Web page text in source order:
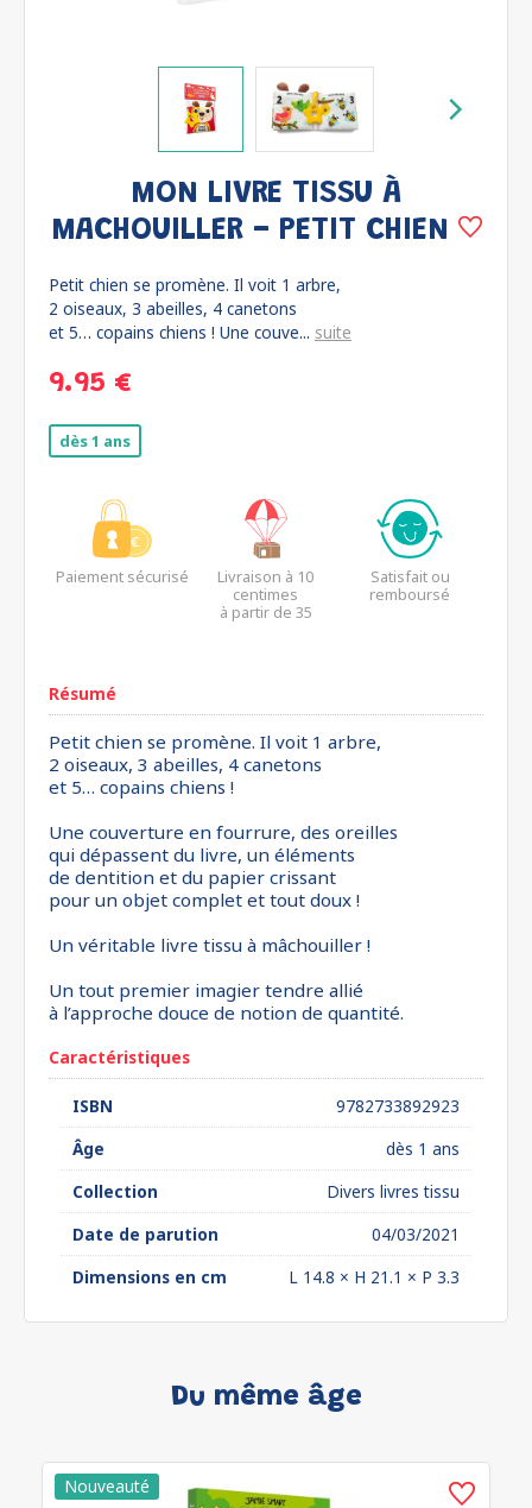
MON LIVRE TISSU À
MACHOUILLER - PETIT CHIEN
Petit chien se promène. Il voit 1 arbre,
2 oiseaux, 3 abeilles, 4 canetons
et 5… copains chiens ! Une couve... suite
9.95 €
dès 1 ans
Paiement sécurisé
Livraison à 10
centimes
à partir de 35
Satisfait ou
remboursé
Résumé
Petit chien se promène. Il voit 1 arbre,
2 oiseaux, 3 abeilles, 4 canetons
et 5… copains chiens !
Une couverture en fourrure, des oreilles
qui dépassent du livre, un éléments
de dentition et du papier crissant
pour un objet complet et tout doux !
Un véritable livre tissu à mâchouiller !
Un tout premier imagier tendre allié
à l’approche douce de notion de quantité.
Caractéristiques
ISBN
9782733892923
Âge
dès 1 ans
Collection
Divers livres tissu
Date de parution
04/03/2021
Dimensions en cm
L 14.8 × H 21.1 × P 3.3
Du même âge